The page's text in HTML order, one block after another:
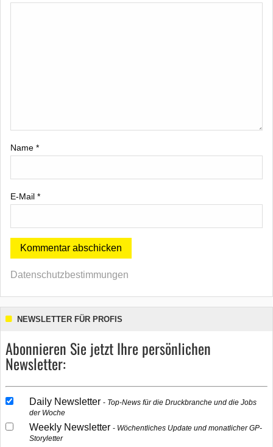
Name *
E-Mail *
Datenschutzbestimmungen
NEWSLETTER FÜR PROFIS
Abonnieren Sie jetzt Ihre persönlichen
Newsletter:
Daily Newsletter
Top-News für die Druckbranche und die Jobs
der Woche
Weekly Newsletter
Wöchentliches Update und monatlicher GP-
Storyletter